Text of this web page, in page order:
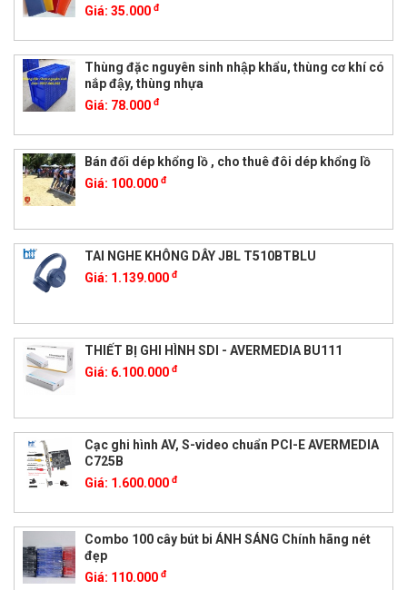
Giá: 35.000 đ
Thùng đặc nguyên sinh nhập khẩu, thùng cơ khí có
nắp đậy, thùng nhựa
Giá: 78.000 đ
Bán đối dép khổng lồ , cho thuê đôi dép khổng lồ
Giá: 100.000 đ
TAI NGHE KHÔNG DÂY JBL T510BTBLU
Giá: 1.139.000 đ
THIẾT BỊ GHI HÌNH SDI - AVERMEDIA BU111
Giá: 6.100.000 đ
Cạc ghi hình AV, S-video chuẩn PCI-E AVERMEDIA
C725B
Giá: 1.600.000 đ
Combo 100 cây bút bi ÁNH SÁNG Chính hãng nét
đẹp
Giá: 110.000 đ